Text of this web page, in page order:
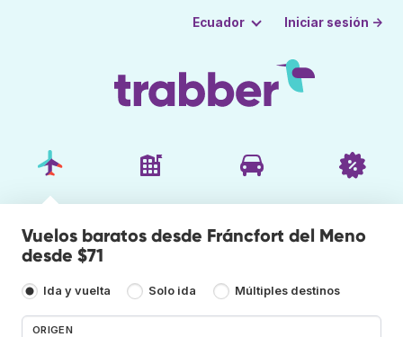
Ecuador Iniciar sesión →
Vuelos baratos desde Fráncfort del Meno
desde $71
Ida y vuelta Solo ida Múltiples destinos
ORIGEN